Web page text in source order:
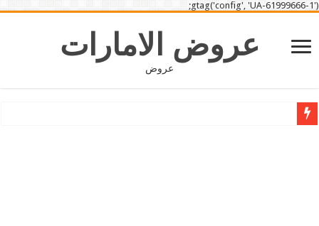
gtag('config', 'UA-61999666-1');
عروض الامارات
عروض